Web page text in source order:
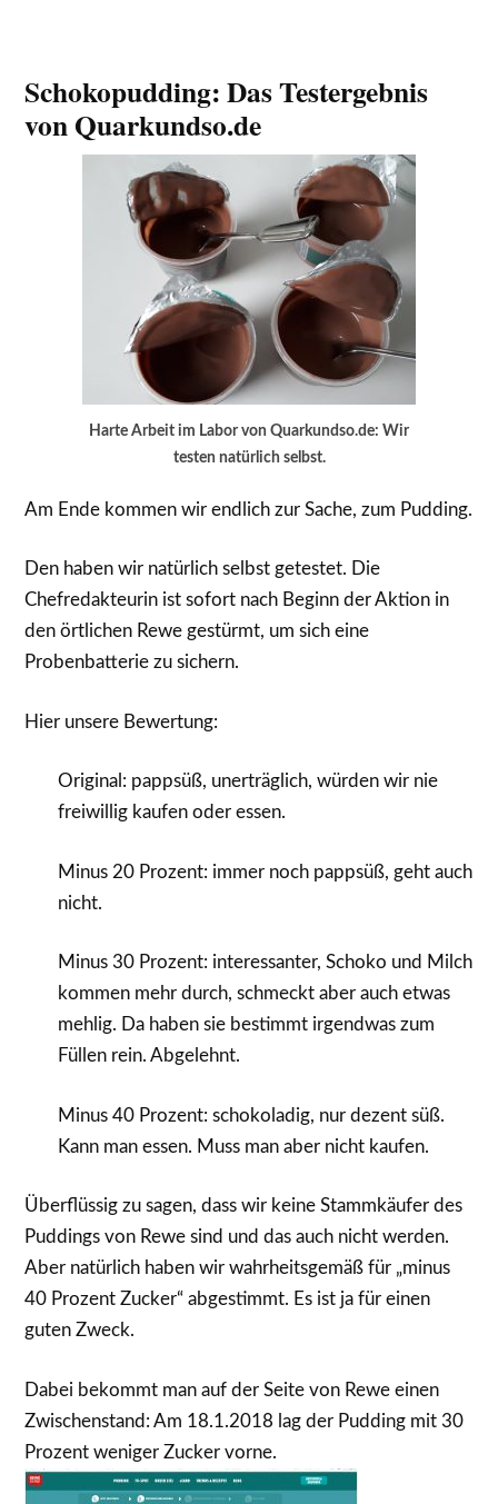
Schokopudding: Das Testergebnis
von Quarkundso.de
Harte Arbeit im Labor von Quarkundso.de: Wir
testen natürlich selbst.
Am Ende kommen wir endlich zur Sache, zum Pudding.
Den haben wir natürlich selbst getestet. Die
Chefredakteurin ist sofort nach Beginn der Aktion in
den örtlichen Rewe gestürmt, um sich eine
Probenbatterie zu sichern.
Hier unsere Bewertung:
Original: pappsüß, unerträglich, würden wir nie
freiwillig kaufen oder essen.
Minus 20 Prozent: immer noch pappsüß, geht auch
nicht.
Minus 30 Prozent: interessanter, Schoko und Milch
kommen mehr durch, schmeckt aber auch etwas
mehlig. Da haben sie bestimmt irgendwas zum
Füllen rein. Abgelehnt.
Minus 40 Prozent: schokoladig, nur dezent süß.
Kann man essen. Muss man aber nicht kaufen.
Überflüssig zu sagen, dass wir keine Stammkäufer des
Puddings von Rewe sind und das auch nicht werden.
Aber natürlich haben wir wahrheitsgemäß für „minus
40 Prozent Zucker“ abgestimmt. Es ist ja für einen
guten Zweck.
Dabei bekommt man auf der Seite von Rewe einen
Zwischenstand: Am 18.1.2018 lag der Pudding mit 30
Prozent weniger Zucker vorne.